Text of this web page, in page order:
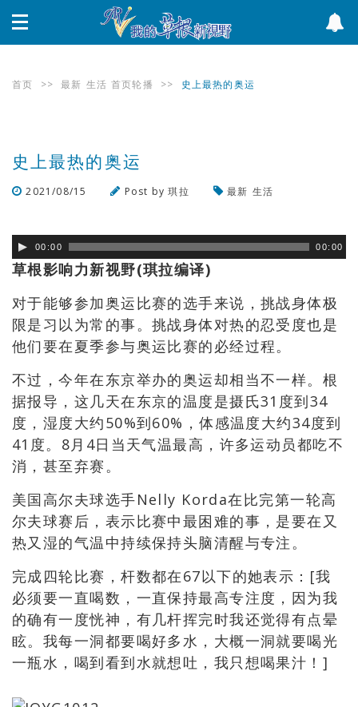
首页 >> 最新 生活 首页轮播 >> 史上最热的奥运
史上最热的奥运
2021/08/15 Post by琪拉 最新 生活
00:00 00:00
草根影响力新视野(琪拉编译)
对于能够参加奥运比赛的选手来说，挑战身体极
限是习以为常的事。挑战身体对热的忍受度也是
他们要在夏季参与奥运比赛的必经过程。
不过，今年在东京举办的奥运却相当不一样。根
据报导，这几天在东京的温度是摄氏31度到34
度，湿度大约50%到60%，体感温度大约34度到
41度。8月4日当天气温最高，许多运动员都吃不
消，甚至弃赛。
美国高尔夫球选手Nelly Korda在比完第一轮高
尔夫球赛后，表示比赛中最困难的事，是要在又
热又湿的气温中持续保持头脑清醒与专注。
完成四轮比赛，杆数都在67以下的她表示：[我
必须要一直喝数，一直保持最高专注度，因为我
的确有一度恍神，有几杆挥完时我还觉得有点晕
眩。我每一洞都要喝好多水，大概一洞就要喝光
一瓶水，喝到看到水就想吐，我只想喝果汁！]